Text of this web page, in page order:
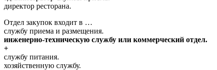
директор ресторана.
Отдел закупок входит в …
службу приема и размещения.
инженерно-техническую службу или коммерческий отдел.
+
службу питания.
хозяйственную службу.